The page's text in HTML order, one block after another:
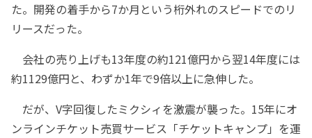
た。開発の着手から7か月という桁外れのスピードでのリ
リースだった。
会社の売り上げも13年度の約121億円から翌14年度には
約1129億円と、わずか1年で9倍以上に急伸した。
だが、V字回復したミクシィを激震が襲った。15年にオ
ンラインチケット売買サービス「チケットキャンプ」を運